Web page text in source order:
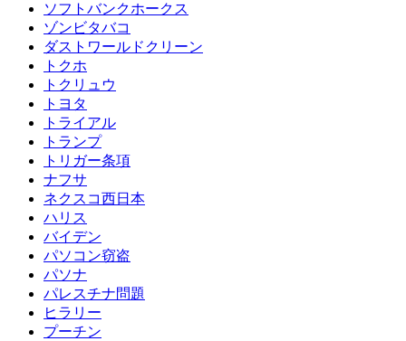
ソフトバンクホークス
ゾンビタバコ
ダストワールドクリーン
トクホ
トクリュウ
トヨタ
トライアル
トランプ
トリガー条項
ナフサ
ネクスコ西日本
ハリス
バイデン
パソコン窃盗
パソナ
パレスチナ問題
ヒラリー
プーチン